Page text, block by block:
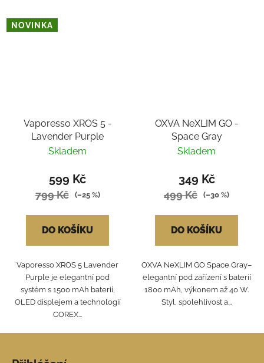
NOVINKA
Vaporesso XROS 5 -
Lavender Purple
Skladem
599 Kč
799 Kč (–25 %)
DO KOŠÍKU
Vaporesso XROS 5 Lavender
Purple je elegantní pod
systém s 1500 mAh baterií,
OLED displejem a technologií
COREX...
OXVA NeXLIM GO -
Space Gray
Skladem
349 Kč
499 Kč (–30 %)
DO KOŠÍKU
OXVA NeXLIM GO Space Gray–
elegantní pod zařízení s baterií
1800 mAh, výkonem až 40 W.
Styl, spolehlivost a...